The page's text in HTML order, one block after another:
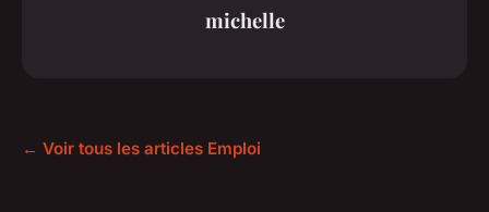
michelle
← Voir tous les articles Emploi